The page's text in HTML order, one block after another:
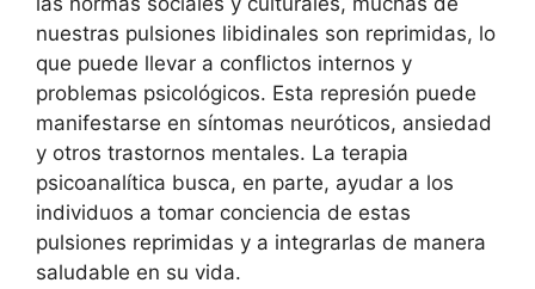
nuestras pulsiones libidinales son reprimidas, lo
que puede llevar a conflictos internos y
problemas psicológicos. Esta represión puede
manifestarse en síntomas neuróticos, ansiedad
y otros trastornos mentales. La terapia
psicoanalítica busca, en parte, ayudar a los
individuos a tomar conciencia de estas
pulsiones reprimidas y a integrarlas de manera
saludable en su vida.